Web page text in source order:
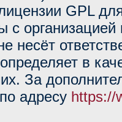
GPL
с
несёт
в
За
адресу https://